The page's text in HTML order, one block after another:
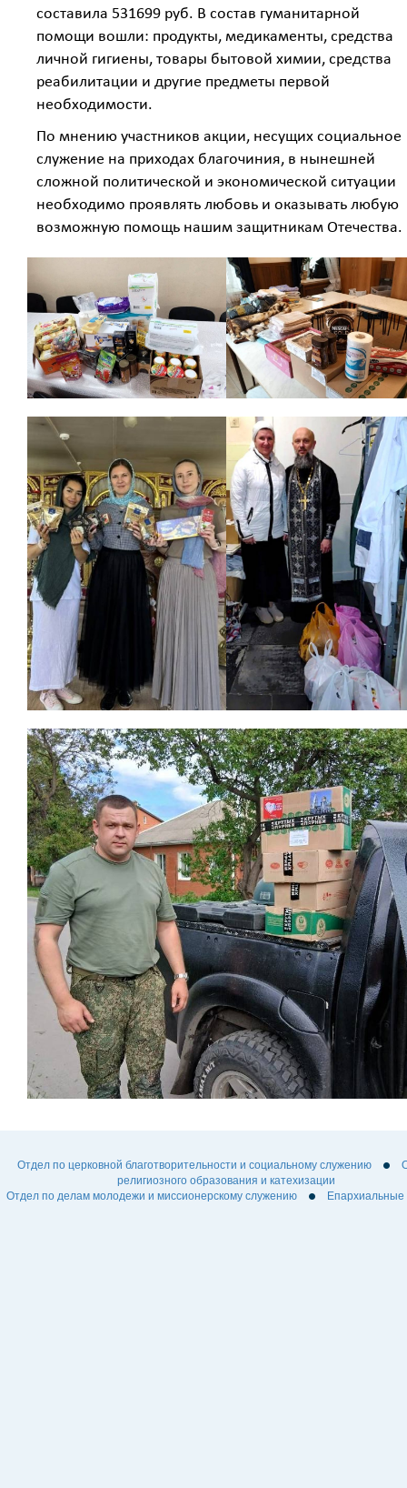
составила 531699 руб. В состав гуманитарной
помощи вошли: продукты, медикаменты, средства
личной гигиены, товары бытовой химии, средства
реабилитации и другие предметы первой
необходимости.
По мнению участников акции, несущих социальное
служение на приходах благочиния, в нынешней
сложной политической и экономической ситуации
необходимо проявлять любовь и оказывать любую
возможную помощь нашим защитникам Отечества.
Отдел по церковной благотворительности и социальному служению
религиозного образования и катехизации
Отдел по делам молодежи и миссионерскому служению
Епархиальные